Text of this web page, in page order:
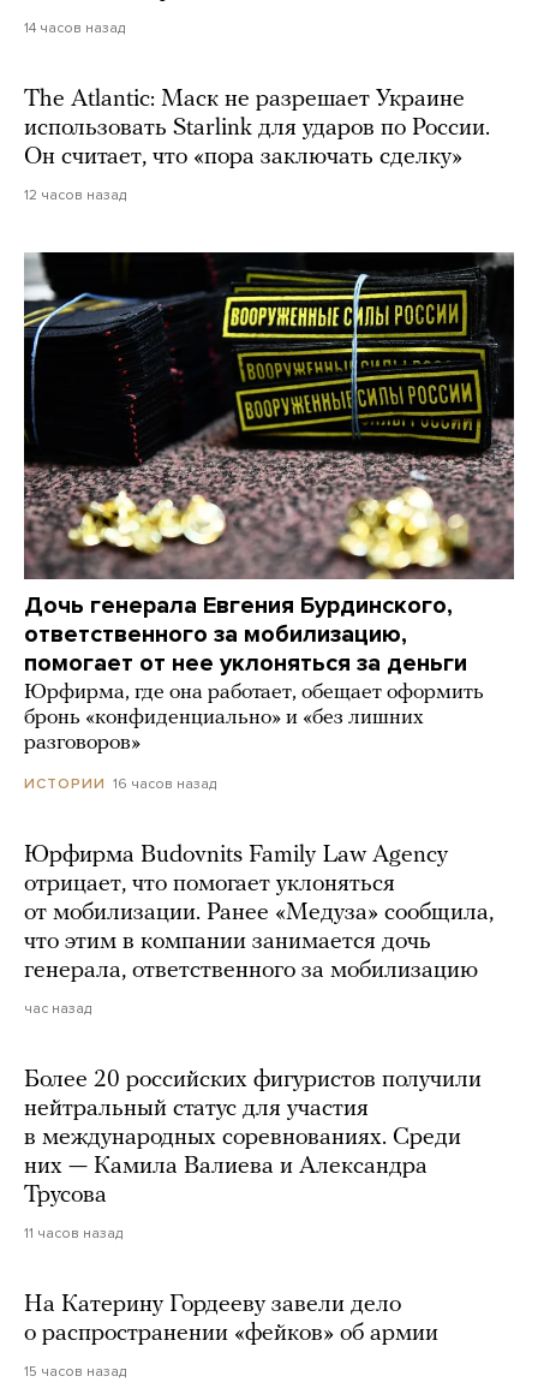
14 часов назад
The Atlantic: Маск не разрешает Украине
использовать Starlink для ударов по России.
Он считает, что «пора заключать сделку»
12 часов назад
Дочь генерала Евгения Бурдинского,
ответственного за мобилизацию,
помогает от нее уклоняться за деньги
Юрфирма, где она работает, обещает оформить
бронь «конфиденциально» и «без лишних
разговоров»
ИСТОРИИ 16 часов назад
Юрфирма Budovnits Family Law Agency
отрицает, что помогает уклоняться
от мобилизации. Ранее «Медуза» сообщила,
что этим в компании занимается дочь
генерала, ответственного за мобилизацию
час назад
Более 20 российских фигуристов получили
нейтральный статус для участия
в международных соревнованиях. Среди
них — Камила Валиева и Александра
Трусова
11 часов назад
На Катерину Гордееву завели дело
о распространении «фейков» об армии
15 часов назад